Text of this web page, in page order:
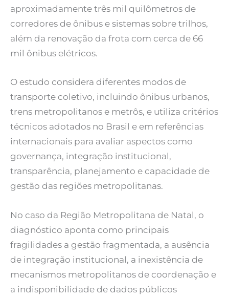
aproximadamente três mil quilômetros de
corredores de ônibus e sistemas sobre trilhos,
além da renovação da frota com cerca de 66
mil ônibus elétricos.
O estudo considera diferentes modos de
transporte coletivo, incluindo ônibus urbanos,
trens metropolitanos e metrôs, e utiliza critérios
técnicos adotados no Brasil e em referências
internacionais para avaliar aspectos como
governança, integração institucional,
transparência, planejamento e capacidade de
gestão das regiões metropolitanas.
No caso da Região Metropolitana de Natal, o
diagnóstico aponta como principais
fragilidades a gestão fragmentada, a ausência
de integração institucional, a inexistência de
mecanismos metropolitanos de coordenação e
a indisponibilidade de dados públicos